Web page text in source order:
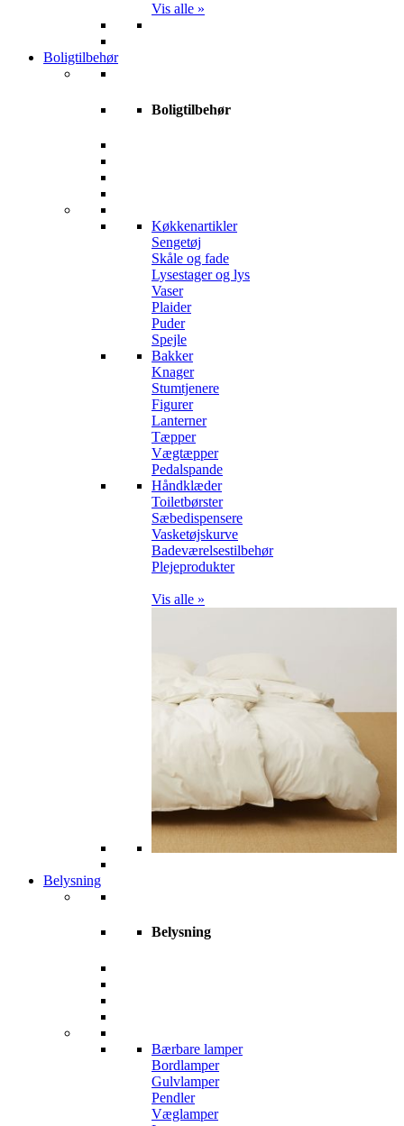
Vis alle »
Boligtilbehør
Boligtilbehør
Køkkenartikler
Sengetøj
Skåle og fade
Lysestager og lys
Vaser
Plaider
Puder
Spejle
Bakker
Knager
Stumtjenere
Figurer
Lanterner
Tæpper
Vægtæpper
Pedalspande
Håndklæder
Toiletbørster
Sæbedispensere
Vasketøjskurve
Badeværelsestilbehør
Plejeprodukter
Vis alle »
Belysning
Belysning
Bærbare lamper
Bordlamper
Gulvlamper
Pendler
Væglamper